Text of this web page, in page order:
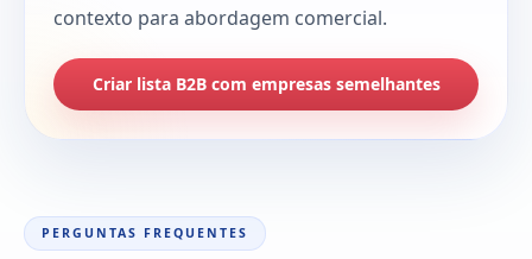
contexto para abordagem comercial.
Criar lista B2B com empresas semelhantes
PERGUNTAS FREQUENTES